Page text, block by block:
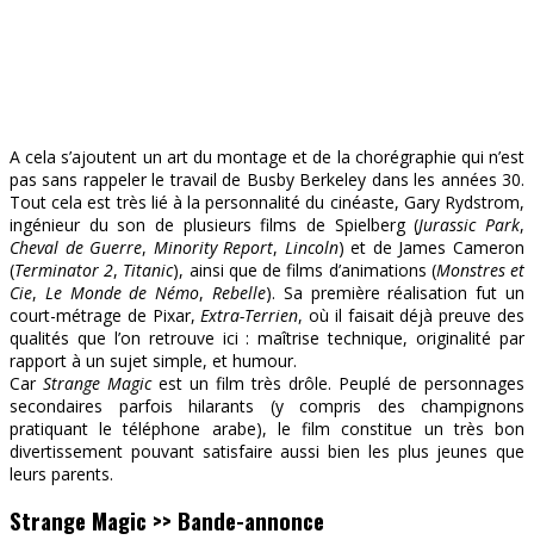
A cela s’ajoutent un art du montage et de la chorégraphie qui n’est
pas sans rappeler le travail de Busby Berkeley dans les années 30.
Tout cela est très lié à la personnalité du cinéaste, Gary Rydstrom,
ingénieur du son de plusieurs films de Spielberg (Jurassic Park,
Cheval de Guerre, Minority Report, Lincoln) et de James Cameron
(Terminator 2, Titanic), ainsi que de films d’animations (Monstres et
Cie, Le Monde de Némo, Rebelle). Sa première réalisation fut un
court-métrage de Pixar, Extra-Terrien, où il faisait déjà preuve des
qualités que l’on retrouve ici : maîtrise technique, originalité par
rapport à un sujet simple, et humour.
Car Strange Magicest un film très drôle. Peuplé de personnages
secondaires parfois hilarants (y compris des champignons
pratiquant le téléphone arabe), le film constitue un très bon
divertissement pouvant satisfaire aussi bien les plus jeunes que
leurs parents.
Strange Magic >> Bande-annonce